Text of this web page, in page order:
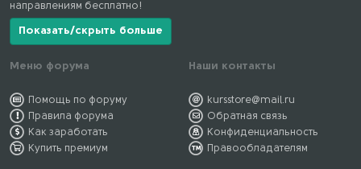
направлениям бесплатно!
Показать/скрыть больше
Меню форума
Помощь по форуму
Правила форума
Как заработать
Купить премиум
Наши контакты
kursstore@mail.ru
Обратная связь
Конфиденциальность
Правообладателям